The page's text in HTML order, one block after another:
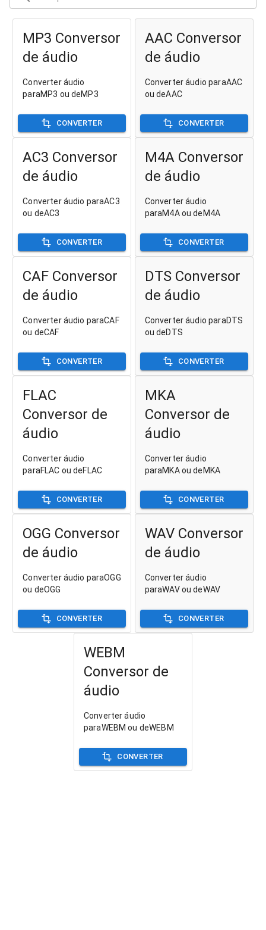
MP3 Conversor
de áudio
Converter áudio
paraMP3 ou deMP3
CONVERTER
AAC Conversor
de áudio
Converter áudio paraAAC
ou deAAC
CONVERTER
AC3 Conversor
de áudio
Converter áudio paraAC3
ou deAC3
CONVERTER
M4A Conversor
de áudio
Converter áudio
paraM4A ou deM4A
CONVERTER
CAF Conversor
de áudio
Converter áudio paraCAF
ou deCAF
CONVERTER
DTS Conversor
de áudio
Converter áudio paraDTS
ou deDTS
CONVERTER
FLAC
Conversor de
áudio
Converter áudio
paraFLAC ou deFLAC
CONVERTER
MKA
Conversor de
áudio
Converter áudio
paraMKA ou deMKA
CONVERTER
OGG Conversor
de áudio
Converter áudio paraOGG
ou deOGG
CONVERTER
WAV Conversor
de áudio
Converter áudio
paraWAV ou deWAV
CONVERTER
WEBM
Conversor de
áudio
Converter áudio
paraWEBM ou deWEBM
CONVERTER